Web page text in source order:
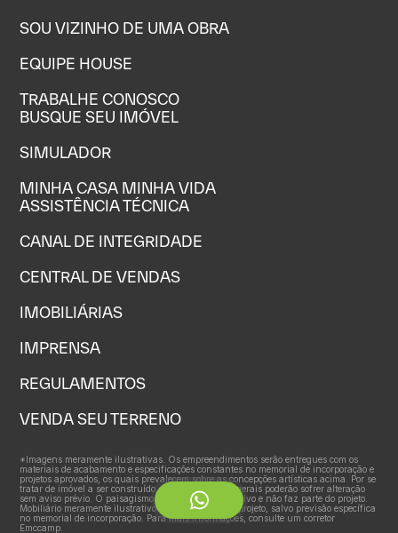
SOU VIZINHO DE UMA OBRA
EQUIPE HOUSE
TRABALHE CONOSCO
BUSQUE SEU IMÓVEL
SIMULADOR
MINHA CASA MINHA VIDA
ASSISTÊNCIA TÉCNICA
CANAL DE INTEGRIDADE
CENTRAL DE VENDAS
IMOBILIÁRIAS
IMPRENSA
REGULAMENTOS
VENDA SEU TERRENO
*Imagens meramente ilustrativas. Os empreendimentos serão entregues com os
materiais de acabamento e especificações constantes no memorial de incorporação e
projetos aprovados, os quais prevalecem sobre as concepções artísticas acima. Por se
tratar de imóvel a ser construído, as características gerais poderão sofrer alteração
sem aviso prévio. O paisagismo é meramente ilustrativo e não faz parte do projeto.
Mobiliário meramente ilustrativo e não faz parte do projeto, salvo previsão específica
no memorial de incorporação. Para mais informações, consulte um corretor
Emccamp.